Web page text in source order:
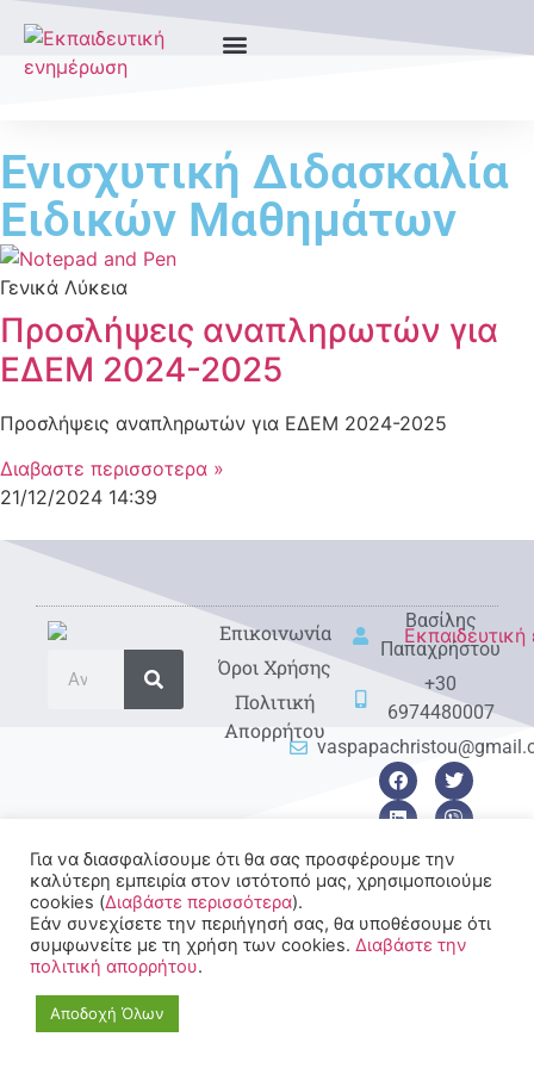
Ενισχυτική Διδασκαλία
Ειδικών Μαθημάτων
Γενικά Λύκεια
Προσλήψεις αναπληρωτών για
ΕΔΕΜ 2024-2025
Προσλήψεις αναπληρωτών για ΕΔΕΜ 2024-2025
Διαβαστε περισσοτερα »
21/12/2024 14:39
Eπικοινωνία
Όροι Χρήσης
Πολιτική
Απορρήτου
Βασίλης
Παπαχρήστου
+30
6974480007
© 2022-2025 All rights
Reserved.
Για να διασφαλίσουμε ότι θα σας προσφέρουμε την
καλύτερη εμπειρία στον ιστότοπό μας, χρησιμοποιούμε
cookies (Διαβάστε περισσότερα).
Εάν συνεχίσετε την περιήγησή σας, θα υποθέσουμε ότι
συμφωνείτε με τη χρήση των cookies. Διαβάστε την
πολιτική απορρήτου.
Αποδοχή Όλων